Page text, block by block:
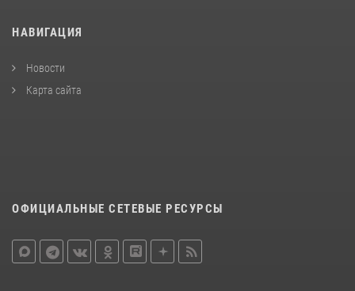
НАВИГАЦИЯ
Новости
Карта сайта
ОФИЦИАЛЬНЫЕ СЕТЕВЫЕ РЕСУРСЫ